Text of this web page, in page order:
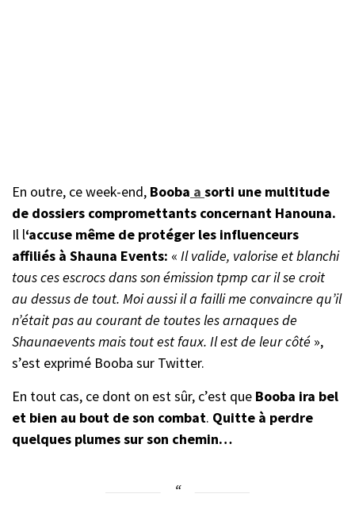
En outre, ce week-end, Booba a sorti une multitude
de dossiers compromettants concernant Hanouna.
Il l‘accuse même de protéger les influenceurs
affiliés à Shauna Events: « Il valide, valorise et blanchi
tous ces escrocs dans son émission tpmp car il se croit
au dessus de tout. Moi aussi il a failli me convaincre qu’il
n’était pas au courant de toutes les arnaques de
Shaunaevents mais tout est faux. Il est de leur côté »,
s’est exprimé Booba sur Twitter.
En tout cas, ce dont on est sûr, c’est que Booba ira bel
et bien au bout de son combat. Quitte à perdre
quelques plumes sur son chemin…